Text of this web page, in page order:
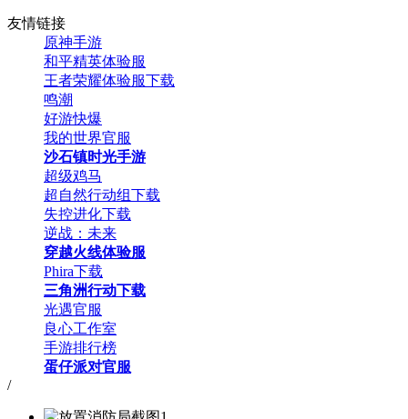
友情链接
原神手游
和平精英体验服
王者荣耀体验服下载
鸣潮
好游快爆
我的世界官服
沙石镇时光手游
超级鸡马
超自然行动组下载
失控进化下载
逆战：未来
穿越火线体验服
Phira下载
三角洲行动下载
光遇官服
良心工作室
手游排行榜
蛋仔派对官服
/